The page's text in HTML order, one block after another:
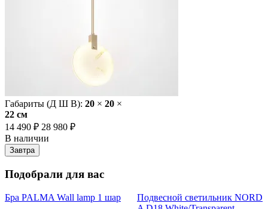
Габариты (Д Ш В): 20 × 20 ×
22 cм
14 490 ₽ 28 980 ₽
В наличии
Завтра
Подобрали для вас
Бра PALMA Wall lamp 1 шар
Подвесной светильник NORD